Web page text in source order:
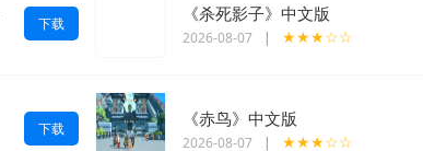
下载 《杀死影子》中文版
2026-08-07 | ★★★☆☆
下载 《赤鸟》中文版
2026-08-07 | ★★★☆☆